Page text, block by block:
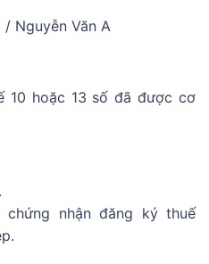
Nguyễn Văn A
10 hoặc 13 số đã được cơ
nhận đăng ký thuế